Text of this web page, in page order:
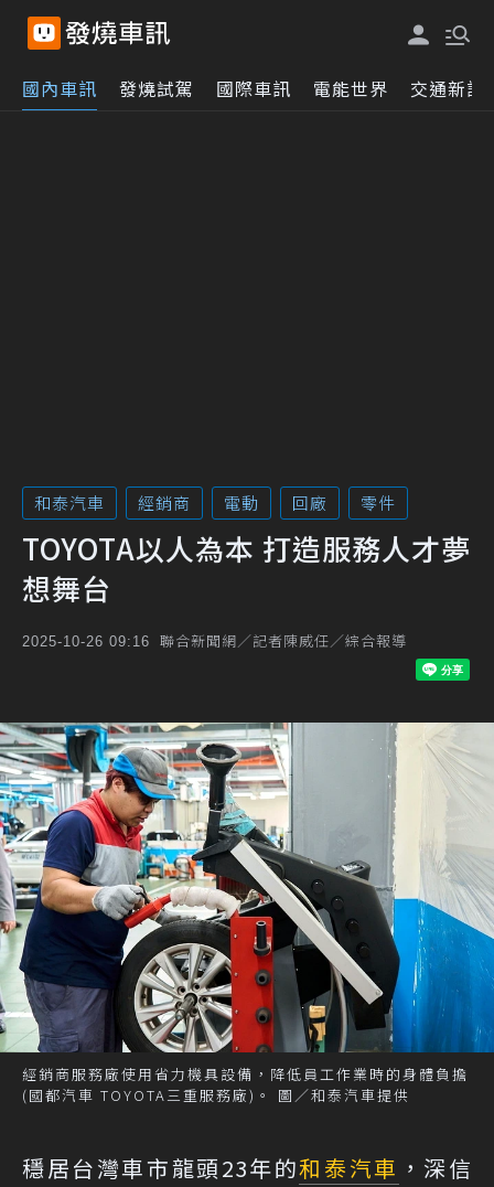
國內車訊 發燒試駕 國際車訊 電能世界 交通新訊
和泰汽車 經銷商 電動 回廠 零件
TOYOTA以人為本 打造服務人才夢
想舞台
2025-10-26 09:16 聯合新聞網／記者陳威任／綜合報導
經銷商服務廠使用省力機具設備，降低員工作業時的身體負擔
(國都汽車 TOYOTA三重服務廠)。 圖／和泰汽車提供
穩居台灣車市龍頭23年的和泰汽車 ，深信